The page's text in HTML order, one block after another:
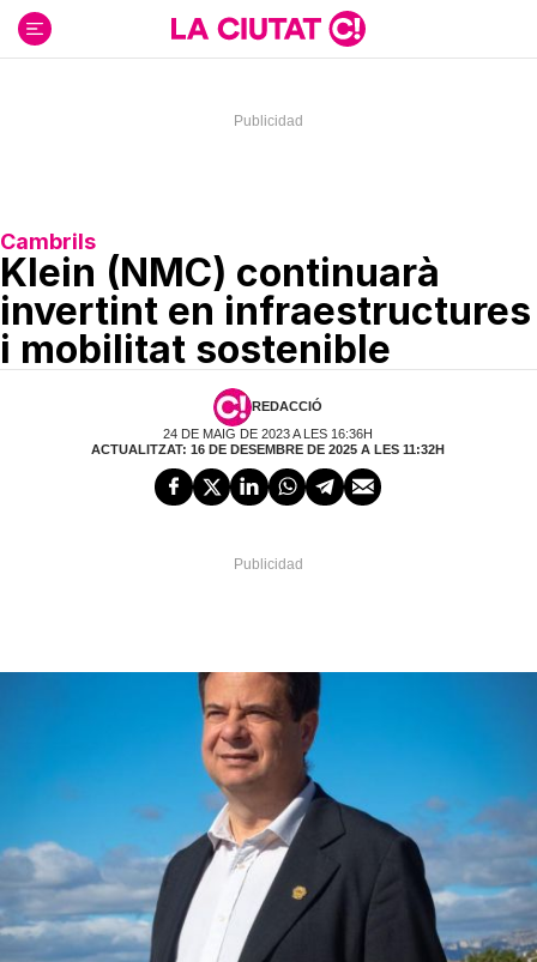
contenido
Cambrils
Klein (NMC) continuarà
invertint en infraestructures
i mobilitat sostenible
REDACCIÓ
24 DE MAIG DE 2023 A LES 16:36H
ACTUALITZAT: 16 DE DESEMBRE DE 2025 A LES 11:32H